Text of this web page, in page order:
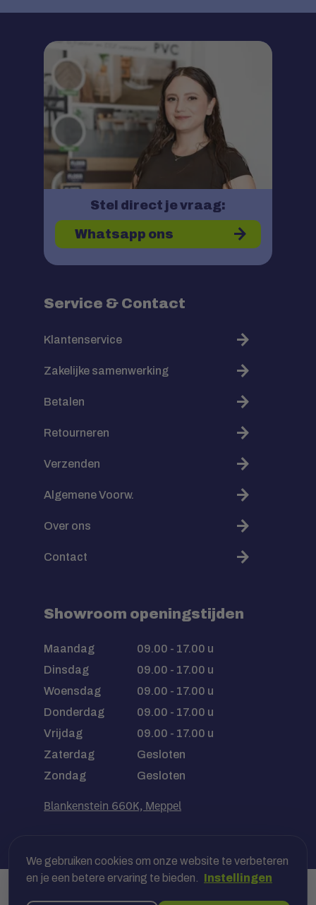
Stel direct je vraag:
Whatsapp ons
Service & Contact
Klantenservice
Zakelijke samenwerking
Betalen
Retourneren
Verzenden
Algemene Voorw.
Over ons
Contact
Showroom openingstijden
Maandag
09.00 - 17.00 u
Dinsdag
09.00 - 17.00 u
Woensdag
09.00 - 17.00 u
Donderdag
09.00 - 17.00 u
Vrijdag
09.00 - 17.00 u
Zaterdag
Gesloten
Zondag
Gesloten
Blankenstein 660K, Meppel
Veilig betalen met jouw bank, óf
We gebruiken cookies om onze website te verbeteren
en je een betere ervaring te bieden.
Instellingen